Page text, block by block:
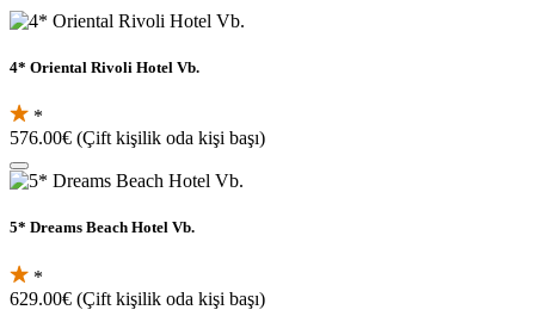
4* Oriental Rivoli Hotel Vb.
*
576.00€ (Çift kişilik oda kişi başı)
5* Dreams Beach Hotel Vb.
*
629.00€ (Çift kişilik oda kişi başı)